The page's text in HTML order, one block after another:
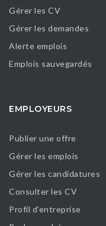
Gérer les CV
Gérer les demandes
Alerte emplois
Emplois sauvegardés
EMPLOYEURS
Publier une offre
Gérer les emplois
Gérer les candidatures
Consulter les CV
Profil d’entreprise